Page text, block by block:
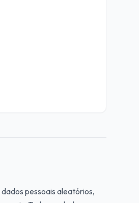
pessoais aleatórios,